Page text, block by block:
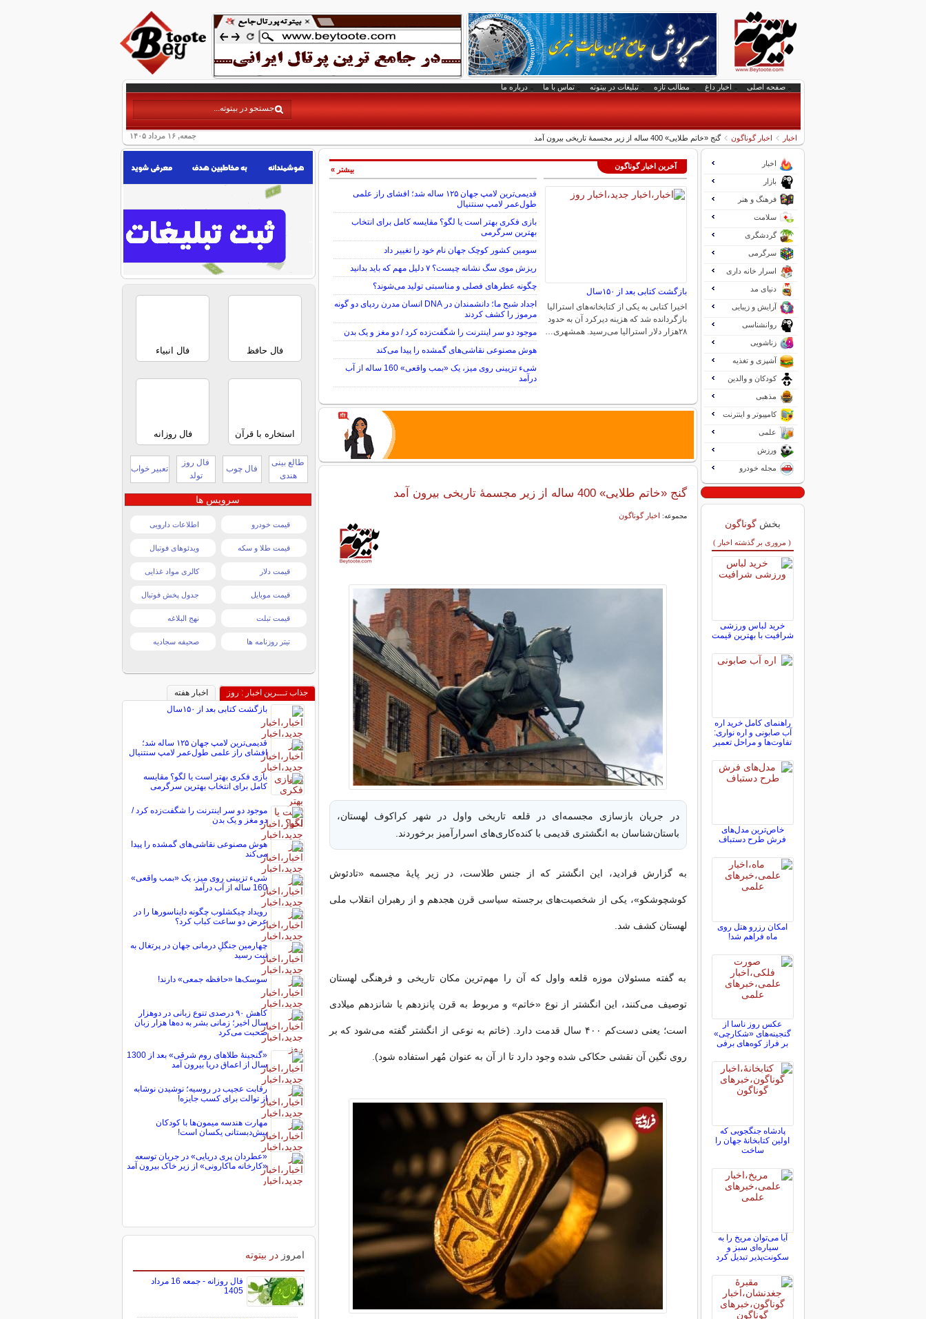
صفحه اصلی اخبار داغ مطالب تازه تبلیغات در بیتوته تماس با ما درباره ما
جمعه, ۱۶ مرداد ۱۴۰۵ اخبار اخبار گوناگون گنج «خاتم طلایی» 400 ساله از زیر مجسمۀ تاریخی بیرون آمد
آخرین اخبار گوناگون
بازگشت کتابی بعد از ۱۵۰سال
اخیرا کتابی به یکی از کتابخانه‌های استرالیا
بازگردانده شد که هزینه دیرکرد آن به حدود
۲۸هزار دلار استرالیا می‌رسید. همشهری…
قدیمی‌ترین لامپ جهان ۱۲۵ ساله شد؛ افشای راز علمی
طول‌عمر لامپ سنتنیال
بازی فکری بهتر است یا لگو؟ مقایسه کامل برای انتخاب
بهترین سرگرمی
سومین کشور کوچک جهان نام خود را تغییر داد
ریزش موی سگ نشانه چیست؟ ۷ دلیل مهم که باید بدانید
چگونه عطرهای فصلی و مناسبتی تولید می‌شوند؟
اجداد شبح ما؛ دانشمندان در DNA انسان مدرن ردپای دو گونه
مرموز را کشف کردند
موجود دو سر اینترنت را شگفت‌زده کرد / دو مغز و یک بدن
هوش مصنوعی نقاشی‌های گمشده را پیدا می‌کند
شیء تزیینی روی میز، یک «بمب واقعی» 160 ساله از آب
درآمد
بیشتر »
گنج «خاتم طلایی» 400 ساله از زیر مجسمۀ تاریخی بیرون آمد
مجموعه: اخبار گوناگون
در جریان بازسازی مجسمه‌ای در قلعه تاریخی واول در شهر کراکوف لهستان،
باستان‌شناسان به انگشتری قدیمی با کنده‌کاری‌های اسرارآمیز برخوردند.
به گزارش فرادید، این انگشتر که از جنس طلاست، در زیر پایۀ مجسمه «تادئوش
کوشچوشکو»، یکی از شخصیت‌های برجسته سیاسی قرن هجدهم و از رهبران انقلاب ملی
لهستان کشف شد.
به گفته مسئولان موزه قلعه واول که آن را مهم‌ترین مکان تاریخی و فرهنگی لهستان
توصیف می‌کنند، این انگشتر از نوع «خاتم» و مربوط به قرن پانزدهم یا شانزدهم میلادی
است؛ یعنی دست‌کم ۴۰۰ سال قدمت دارد. (خاتم به نوعی از انگشتر گفته می‌شود که بر
روی نگین آن نقشی حکاکی شده وجود دارد تا از آن به عنوان مُهر استفاده شود).
اخبار
بازار
فرهنگ و هنر
سلامت
گردشگری
سرگرمی
اسرار خانه داری
دنیای مد
آرایش و زیبایی
روانشناسی
زناشویی
آشپزی و تغذیه
کودکان و والدین
مذهبی
کامپیوتر و اینترنت
علمی
ورزش
مجله خودرو
بخش گوناگون
( مروری بر گذشته اخبار )
خرید لباس ورزشی
شرافیت با بهترین قیمت
راهنمای کامل خرید اره
آب صابونی و اره نواری:
تفاوت‌ها و مراحل تعمیر
خاص‌ترین مدل‌های
فرش طرح دستباف
امکان رزرو هتل روی
ماه فراهم شد!
عکس روز ناسا از
گنجینه‌های «شکارچی»
بر فراز کوه‌های برفی
پادشاه جنگجویی که
اولین کتابخانۀ جهان را
ساخت
آیا می‌توان مریخ را به
سیاره‌ای سبز و
سکونت‌پذیر تبدیل کرد
فال حافظ فال انبیاء
استخاره با قرآن فال روزانه
طالع بینی
هندی
فال چوب
فال روز
تولد
تعبیر خواب
سرویس ها
قیمت خودرو اطلاعات دارویی
قیمت طلا و سکه ویدئوهای فوتبال
قیمت دلار کالری مواد غذایی
قیمت موبایل جدول پخش فوتبال
قیمت تبلت نهج البلاغه
تیتر روزنامه ها صحیفه سجادیه
جذاب تـــرین اخبار : روز
اخبار هفته
بازگشت کتابی بعد از ۱۵۰سال
قدیمی‌ترین لامپ جهان ۱۲۵ ساله شد؛
افشای راز علمی طول‌عمر لامپ سنتنیال
بازی فکری بهتر است یا لگو؟ مقایسه
کامل برای انتخاب بهترین سرگرمی
موجود دو سر اینترنت را شگفت‌زده کرد /
دو مغز و یک بدن
هوش مصنوعی نقاشی‌های گمشده را پیدا
می‌کند
شیء تزیینی روی میز، یک «بمب واقعی»
160 ساله از آب درآمد
رویداد چیکشلوب چگونه دایناسورها را در
عرض دو ساعت کباب کرد؟
چهارمین جنگلِ درمانی جهان در پرتغال به
ثبت رسید
سوسک‌ها «حافظه جمعی» دارند!
کاهش ۹۰ درصدی تنوع زبانی در دوهزار
سال اخیر؛ زمانی بشر به ده‌ها هزار زبان
صحبت می‌کرد
«گنجینۀ طلاهای روم شرقی» بعد از 1300
سال از اعماق دریا بیرون آمد
رقابت عجیب در روسیه؛ نوشیدن نوشابه
از توالت برای کسب جایزه!
مهارت هندسه میمون‌ها با کودکان
پیش‌دبستانی یکسان است!
«عطردان پری دریایی» در جریان توسعه
«کارخانه ماکارونی» از زیر خاک بیرون آمد
امروز در بیتوته
فال روزانه - جمعه 16 مرداد
1405